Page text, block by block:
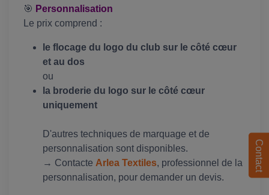
🎯 Personnalisation
Le prix comprend :
le flocage du logo du club sur le côté cœur
et au dos
ou
la broderie du logo sur le côté cœur
uniquement
D'autres techniques de marquage et de
personnalisation sont disponibles.
→ Contacte Arlea Textiles, professionnel de la
personnalisation, pour demander un devis.
Contact